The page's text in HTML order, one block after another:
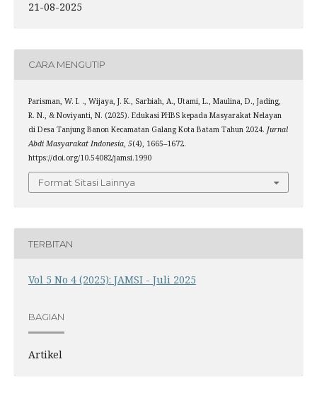
21-08-2025
CARA MENGUTIP
Parisman, W. I. ., Wijaya, J. K., Sarbiah, A., Utami, L., Maulina, D., Jading,
R. N., & Noviyanti, N. (2025). Edukasi PHBS kepada Masyarakat Nelayan
di Desa Tanjung Banon Kecamatan Galang Kota Batam Tahun 2024. Jurnal
Abdi Masyarakat Indonesia, 5(4), 1665–1672.
https://doi.org/10.54082/jamsi.1990
Format Sitasi Lainnya
TERBITAN
Vol 5 No 4 (2025): JAMSI - Juli 2025
BAGIAN
Artikel